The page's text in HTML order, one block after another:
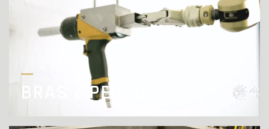
BRAS / PERCHES